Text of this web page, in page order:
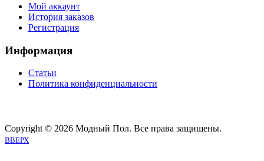
Мой аккаунт
История заказов
Регистрация
Информация
Статьи
Политика конфиденциальности
Copyright © 2026 Модный Пол. Все права защищены.
Joomla! 3 Templates
ВВЕРХ